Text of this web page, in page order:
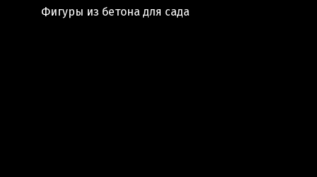
Фигуры из бетона для сада